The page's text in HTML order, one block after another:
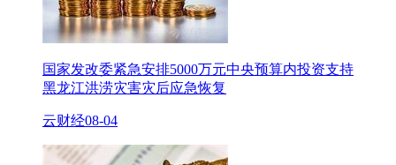
国家发改委紧急安排5000万元中央预算内投资支持
黑龙江洪涝灾害灾后应急恢复
云财经08-04